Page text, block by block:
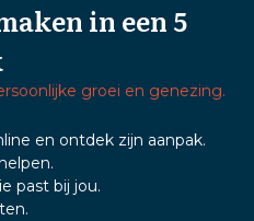
in een 5
groei en genezing.
en ontdek zijn aanpak.
past bij jou.